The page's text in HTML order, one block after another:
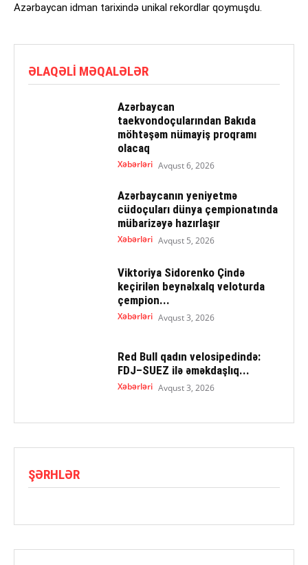
Azərbaycan idman tarixində unikal rekordlar qoymuşdu.
ƏLAQƏLI MƏQALƏLƏR
Azərbaycan
taekvondoçularından Bakıda
möhtəşəm nümayiş proqramı
olacaq
Xəbərləri Avqust 6, 2026
Azərbaycanın yeniyetmə
cüdoçuları dünya çempionatında
mübarizəyə hazırlaşır
Xəbərləri Avqust 5, 2026
Viktoriya Sidorenko Çində
keçirilən beynəlxalq veloturda
çempion...
Xəbərləri Avqust 3, 2026
Red Bull qadın velosipedində:
FDJ–SUEZ ilə əməkdaşlıq...
Xəbərləri Avqust 3, 2026
ŞƏRHLƏR